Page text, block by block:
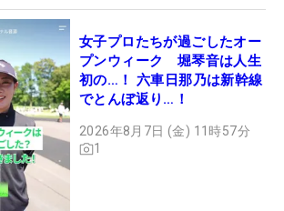
女子プロたちが過ごしたオー
プンウィーク 堀琴音は人生
初の…！ 六車日那乃は新幹線
でとんぼ返り…！
2026年8月7日 (金) 11時57分
1